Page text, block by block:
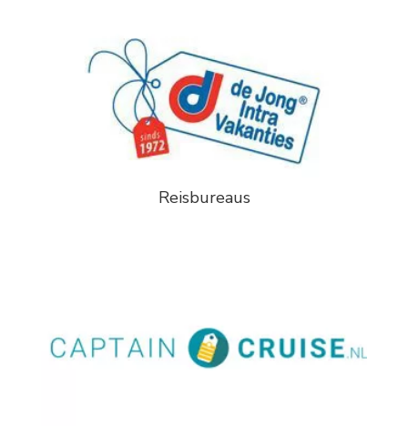
Reisbureaus